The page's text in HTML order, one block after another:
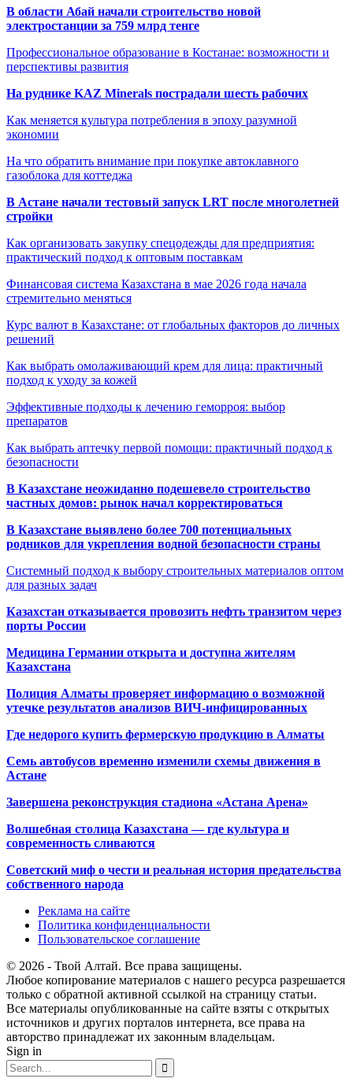
В области Абай начали строительство новой
электростанции за 759 млрд тенге
Профессиональное образование в Костанае: возможности и
перспективы развития
На руднике KAZ Minerals пострадали шесть рабочих
Как меняется культура потребления в эпоху разумной
экономии
На что обратить внимание при покупке автоклавного
газоблока для коттеджа
В Астане начали тестовый запуск LRT после многолетней
стройки
Как организовать закупку спецодежды для предприятия:
практический подход к оптовым поставкам
Финансовая система Казахстана в мае 2026 года начала
стремительно меняться
Курс валют в Казахстане: от глобальных факторов до личных
решений
Как выбрать омолаживающий крем для лица: практичный
подход к уходу за кожей
Эффективные подходы к лечению геморроя: выбор
препаратов
Как выбрать аптечку первой помощи: практичный подход к
безопасности
В Казахстане неожиданно подешевело строительство
частных домов: рынок начал корректироваться
В Казахстане выявлено более 700 потенциальных
родников для укрепления водной безопасности страны
Системный подход к выбору строительных материалов оптом
для разных задач
Казахстан отказывается провозить нефть транзитом через
порты России
Медицина Германии открыта и доступна жителям
Казахстана
Полиция Алматы проверяет информацию о возможной
утечке результатов анализов ВИЧ-инфицированных
Где недорого купить фермерскую продукцию в Алматы
Семь автобусов временно изменили схемы движения в
Астане
Завершена реконструкция стадиона «Астана Арена»
Волшебная столица Казахстана — где культура и
современность сливаются
Советский миф о чести и реальная история предательства
собственного народа
Реклама на сайте
Политика конфиденциальности
Пользовательское соглашение
© 2026 - Твой Алтай. Все права защищены.
Любое копирование материалов с нашего ресурса разрешается
только с обратной активной ссылкой на страницу статьи.
Все материалы опубликованные на сайте взяты с открытых
источников и других порталов интернета, все права на
авторство принадлежат их законным владельцам.
Sign in